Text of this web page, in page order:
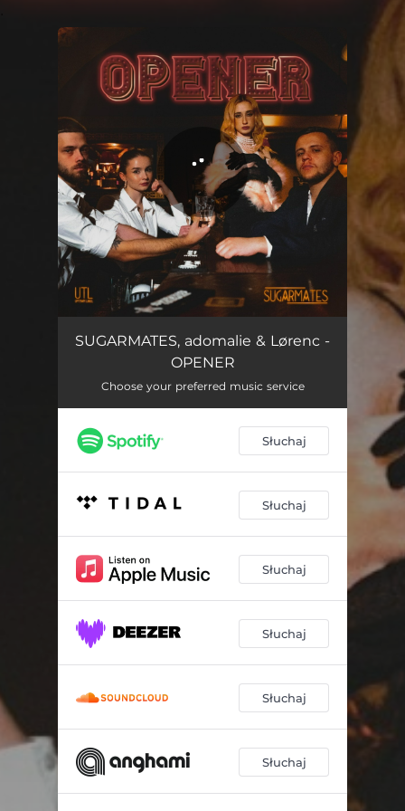
You're all set!
OPENER 03:36
SUGARMATES, adomalie & Lørenc -
OPENER
Choose your preferred music service
Słuchaj
Słuchaj
Słuchaj
Słuchaj
Słuchaj
Słuchaj